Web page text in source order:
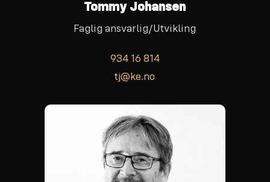
Tommy Johansen
Faglig ansvarlig/Utvikling
934 16 814
tj@ke.no